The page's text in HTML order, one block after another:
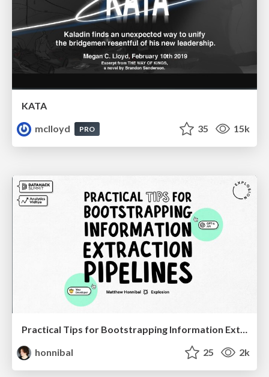
KATA
mclloyd
PRO 35 15k
Practical Tips for Bootstrapping Information Extraction Pipelines
honnibal
25 2k